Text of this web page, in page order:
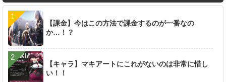
【課金】今はこの方法で課金するのが一番なの
か…！？
【キャラ】マキアートにこれがないのは非常に惜し
い！！